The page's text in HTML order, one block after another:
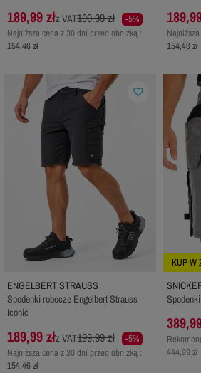
189,99 złz VAT199,99 zł
-5%
Najniższa cena z 30 dni przed obniżką :
154,46 zł
154,46 zł
ENGELBERT STRAUSS
Spodenki robocze Engelbert Strauss
Iconic
189,99 złz VAT199,99 zł
-5%
Najniższa cena z 30 dni przed obniżką :
154,46 zł
favorite_border
KUP W
444,99 zł